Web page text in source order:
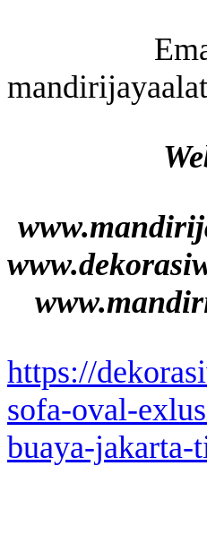
https://
sofa-oval-
buaya-jakarta-